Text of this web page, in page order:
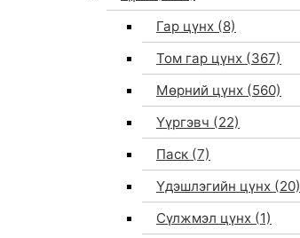
Гар цүнх (8)
Том гар цүнх (367)
Мөрний цүнх (560)
Үүргэвч (22)
Паск (7)
Үдэшлэгийн цүнх (20)
Сүлжмэл цүнх (1)